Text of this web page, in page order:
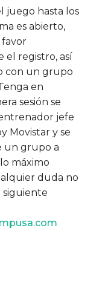
juego hasta los
es abierto,
el registro, así
con un grupo
en
sesión se
jefe
Movistar y se
un grupo a
máximo
duda no